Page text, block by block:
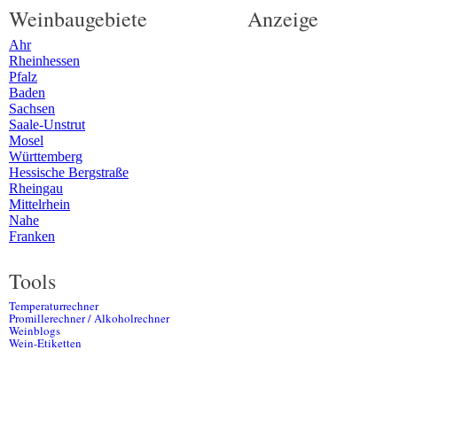
Weinbaugebiete
Ahr
Rheinhessen
Pfalz
Baden
Sachsen
Saale-Unstrut
Mosel
Württemberg
Hessische Bergstraße
Rheingau
Mittelrhein
Nahe
Franken
Tools
Temperaturrechner
Promillerechner / Alkoholrechner
Weinblogs
Wein-Etiketten
Anzeige